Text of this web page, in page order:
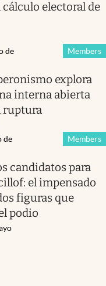
electoral de
Members
de
explora
interna abierta
ruptura
Members
de
candidatos para
el impensado
figuras que
podio